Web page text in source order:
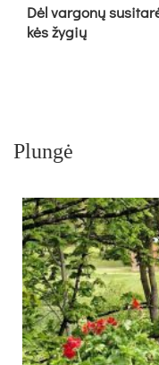
Dėl var­go­nų
kės žy­gių
Plungė